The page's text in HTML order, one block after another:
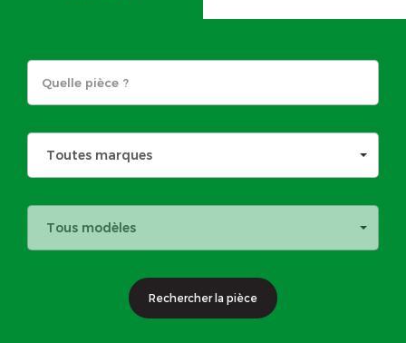
Toutes marques
Tous modèles
Rechercher la pièce